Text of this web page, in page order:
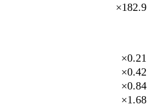
×182.9
×0.21
×0.42
×0.84
×1.68